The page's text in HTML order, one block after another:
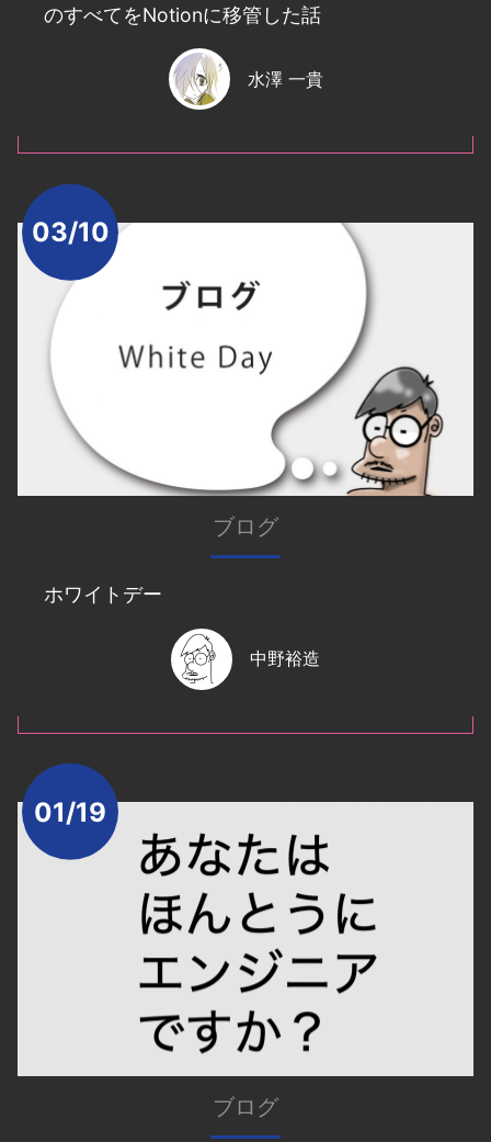
のすべてをNotionに移管した話
水澤 一貴
03/10
ブログ
ホワイトデー
中野裕造
01/19
ブログ